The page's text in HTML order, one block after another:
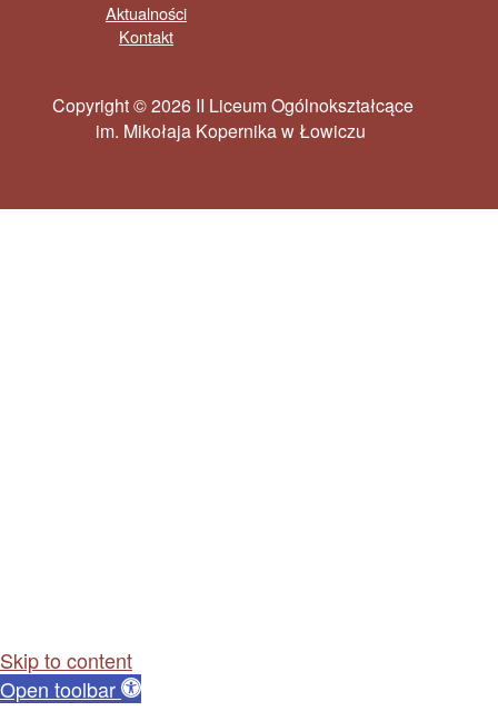
Aktualności
Kontakt
Copyright © 2026 II Liceum Ogólnokształcące
im. Mikołaja Kopernika w Łowiczu
Skip to content
Open toolbar